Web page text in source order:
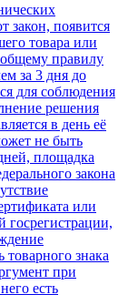
закон, появится
товара или
правилу
за 3 дня до
для соблюдения
решения
в день её
не быть
площадка
закона
или
госрегистрации,
товарного знака
при
есть